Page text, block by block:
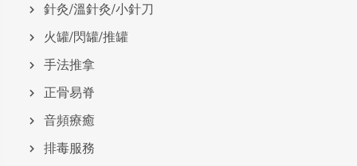
針灸/溫針灸/小針刀
火罐/閃罐/推罐
手法推拿
正骨易脊
⾳頻療癒
排毒服務